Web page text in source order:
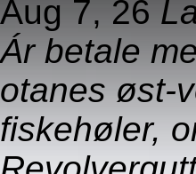
Aug 7, 26
Ár betale
otanes øst-
fiskehøler,